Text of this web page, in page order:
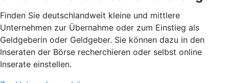
Finden Sie deutschlandweit kleine und mittlere
Unternehmen zur Übernahme oder zum Einstieg als
Geldgeberin oder Geldgeber. Sie können dazu in den
Inseraten der Börse recherchieren oder selbst online
Inserate einstellen.